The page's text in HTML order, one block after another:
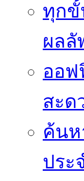
ทุกขั้
ผลลั
ออ
สะด
ค้นห
ประ